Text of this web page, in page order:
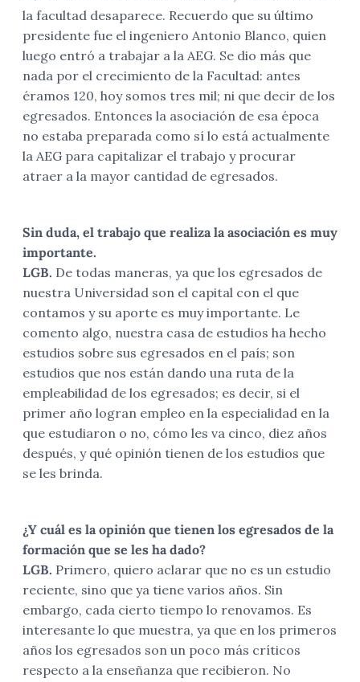
la facultad desaparece. Recuerdo que su último
presidente fue el ingeniero Antonio Blanco, quien
luego entró a trabajar a la AEG. Se dio más que
nada por el crecimiento de la Facultad: antes
éramos 120, hoy somos tres mil; ni que decir de los
egresados. Entonces la asociación de esa época
no estaba preparada como sí lo está actualmente
la AEG para capitalizar el trabajo y procurar
atraer a la mayor cantidad de egresados.
Sin duda, el trabajo que realiza la asociación es muy
importante.
LGB. De todas maneras, ya que los egresados de
nuestra Universidad son el capital con el que
contamos y su aporte es muy importante. Le
comento algo, nuestra casa de estudios ha hecho
estudios sobre sus egresados en el país; son
estudios que nos están dando una ruta de la
empleabilidad de los egresados; es decir, si el
primer año logran empleo en la especialidad en la
que estudiaron o no, cómo les va cinco, diez años
después, y qué opinión tienen de los estudios que
se les brinda.
¿Y cuál es la opinión que tienen los egresados de la
formación que se les ha dado?
LGB. Primero, quiero aclarar que no es un estudio
reciente, sino que ya tiene varios años. Sin
embargo, cada cierto tiempo lo renovamos. Es
interesante lo que muestra, ya que en los primeros
años los egresados son un poco más críticos
respecto a la enseñanza que recibieron. No